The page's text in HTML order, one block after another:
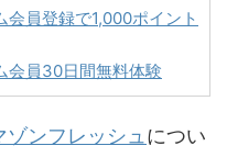
会員登録で1,000ポイント
会員30日間無料体験
ゾンフレッシュ につい